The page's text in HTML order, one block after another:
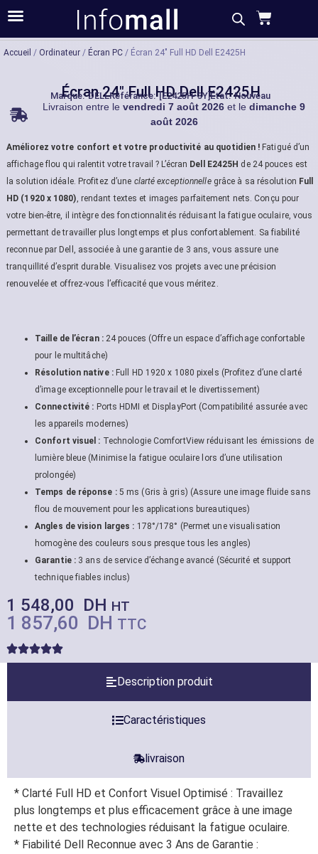
Acheter Description Caractéristiques
Accueil / Ordinateur / Écran PC / Écran 24″ Full HD Dell E2425H
Écran 24″ Full HD Dell E2425H
Marque:DELLRéférance: [E2425H-3Y]État: Nouveau
Livraison entre levendredi 7 août 2026 et ledimanche 9
août 2026
Améliorez votre confort et votre productivité au quotidien ! Fatigué d’un
affichage flou qui ralentit votre travail ? L’écran Dell E2425H de 24 pouces est
la solution idéale. Profitez d’une clarté exceptionnellegrâce à sa résolution Full
HD (1920 x 1080), rendant textes et images parfaitement nets. Conçu pour
votre bien-être, il intègre des fonctionnalités réduisant la fatigue oculaire, vous
permettant de travailler plus longtemps et plus confortablement. Sa fiabilité
reconnue par Dell, associée à une garantie de 3 ans, vous assure une
tranquillité d’esprit durable. Visualisez vos projets avec une précision
renouvelée et offrez-vous l’efficacité que vous méritez.
Taille de l’écran :24 pouces (Offre un espace d’affichage confortable
pour le multitâche)
Résolution native :Full HD 1920 x 1080 pixels (Profitez d’une clarté
d’image exceptionnelle pour le travail et le divertissement)
Connectivité : Ports HDMI et DisplayPort (Compatibilité assurée avec
les appareils modernes)
Confort visuel : Technologie ComfortView réduisant les émissions de
lumière bleue (Minimise la fatigue oculaire lors d’une utilisation
prolongée)
Temps de réponse :5 ms (Gris à gris) (Assure une image fluide sans
flou de mouvement pour les applications bureautiques)
Angles de vision larges : 178°/178° (Permet une visualisation
homogène des couleurs sous presque tous les angles)
Garantie : 3 ans de service d’échange avancé (Sécurité et support
technique fiables inclus)
1 548,00 DH HT
1 857,60 DH TTC
Description produit
Caractéristiques
livraison
* Clarté Full HD et Confort Visuel Optimisé : Travaillez
plus longtemps et plus efficacement grâce à une image
nette et des technologies réduisant la fatigue oculaire.
* Fiabilité Dell Reconnue avec 3 Ans de Garantie :